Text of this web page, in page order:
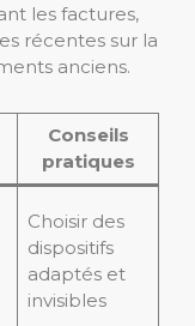
les factures,
récentes sur la
anciens.
Conseils
pratiques
Choisir des
dispositifs
adaptés et
invisibles